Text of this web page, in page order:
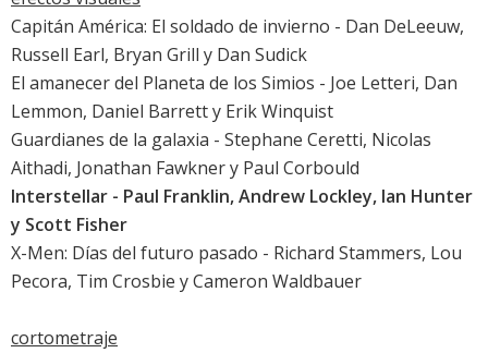
Capitán América: El soldado de invierno - Dan DeLeeuw,
Russell Earl, Bryan Grill y Dan Sudick
El amanecer del Planeta de los Simios - Joe Letteri, Dan
Lemmon, Daniel Barrett y Erik Winquist
Guardianes de la galaxia - Stephane Ceretti, Nicolas
Aithadi, Jonathan Fawkner y Paul Corbould
Interstellar - Paul Franklin, Andrew Lockley, Ian Hunter
y Scott Fisher
X-Men: Días del futuro pasado - Richard Stammers, Lou
Pecora, Tim Crosbie y Cameron Waldbauer
cortometraje